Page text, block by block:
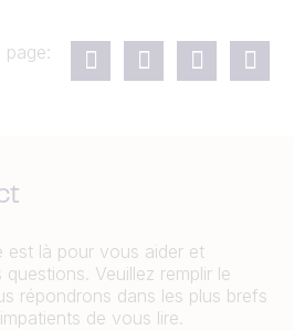
page:
est là pour vous aider et
Veuillez remplir le
répondrons dans les plus brefs
de vous lire.